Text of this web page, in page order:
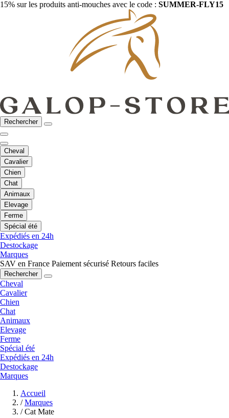
15% sur les produits anti-mouches avec le code : SUMMER-FLY15
Rechercher
Cheval
Cavalier
Chien
Chat
Animaux
Elevage
Ferme
Spécial été
Expédiés en 24h
Destockage
Marques
SAV en France Paiement sécurisé Retours faciles
Rechercher
Cheval
Cavalier
Chien
Chat
Animaux
Elevage
Ferme
Spécial été
Expédiés en 24h
Destockage
Marques
Accueil
/ Marques
/ Cat Mate